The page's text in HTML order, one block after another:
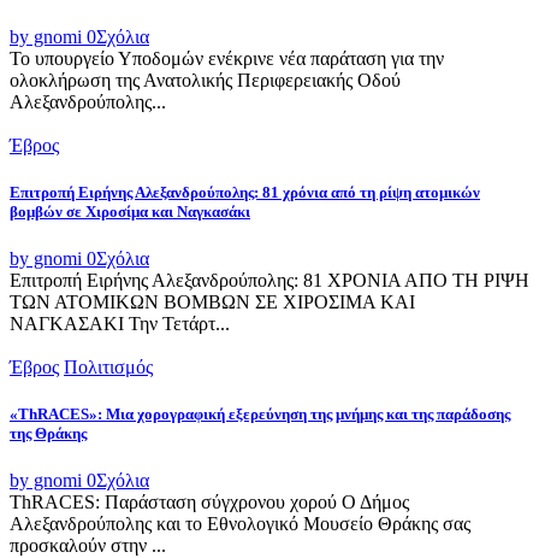
by gnomi 0Σχόλια
Το υπουργείο Υποδομών ενέκρινε νέα παράταση για την
ολοκλήρωση της Ανατολικής Περιφερειακής Οδού
Αλεξανδρούπολης...
Έβρος
Επιτροπή Ειρήνης Αλεξανδρούπολης: 81 χρόνια από τη ρίψη ατομικών
βομβών σε Χιροσίμα και Ναγκασάκι
by gnomi 0Σχόλια
Επιτροπή Ειρήνης Αλεξανδρούπολης: 81 ΧΡΟΝΙΑ ΑΠΟ ΤΗ ΡΙΨΗ
ΤΩΝ ΑΤΟΜΙΚΩΝ ΒΟΜΒΩΝ ΣΕ ΧΙΡΟΣΙΜΑ ΚΑΙ
ΝΑΓΚΑΣΑΚΙ Την Τετάρτ...
Έβρος Πολιτισμός
«ThRACES»: Μια χορογραφική εξερεύνηση της μνήμης και της παράδοσης
της Θράκης
by gnomi 0Σχόλια
ThRACES: Παράσταση σύγχρονου χορού Ο Δήμος
Αλεξανδρούπολης και το Εθνολογικό Μουσείο Θράκης σας
προσκαλούν στην ...